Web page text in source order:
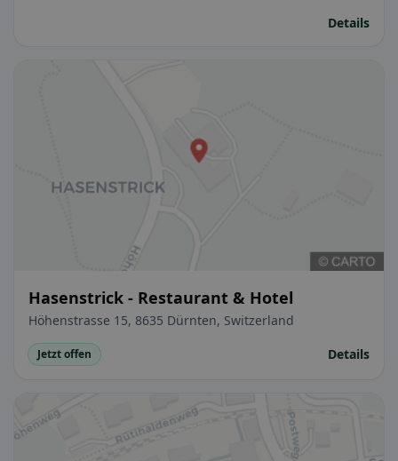
Details
Hasenstrick - Restaurant & Hotel
Höhenstrasse 15, 8635 Dürnten, Switzerland
Jetzt offen Details